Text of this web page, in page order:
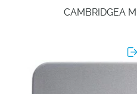
CAMBRIDGEA